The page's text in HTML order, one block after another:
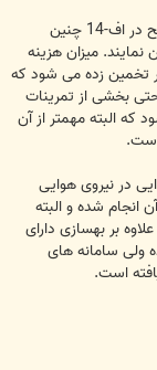
همچنین با توجه به ایجاد برخی قابلیت های هوا به سطح در اف-14 چنین
نمایند. میزان هزینه
در ایران بین 4هزار تا 6 هزار دلار تخمین زده می شود که
بخشی از تمرینات
البته مهمتر از آن
است.
هوایی در نیروی هوایی
انجام شده و البته
بر بهسازی دارای
ولی سامانه های
است.